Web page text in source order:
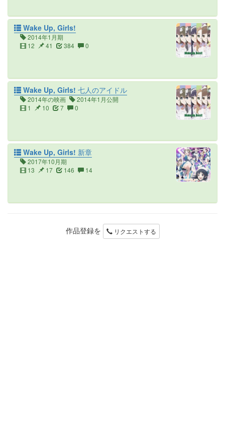
Wake Up, Girls!
2014年1月期
12
41 384 0
Wake Up, Girls! 七人のアイドル
2014年の映画
2014年1月公開
1
10 7 0
Wake Up, Girls! 新章
2017年10月期
13
17 146 14
作品登録を リクエストする